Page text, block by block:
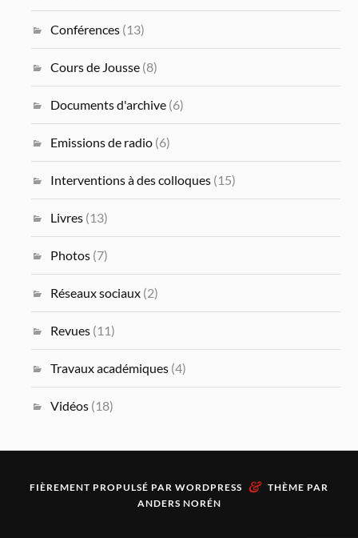
Conférences(13)
Cours de Jousse(8)
Documents d'archive(6)
Emissions de radio(6)
Interventions à des colloques(15)
Livres(13)
Photos(7)
Réseaux sociaux(2)
Revues(11)
Travaux académiques(4)
Vidéos(18)
FIÈREMENT PROPULSÉ PAR WORDPRESS & THÈME PAR
ANDERS NORÉN